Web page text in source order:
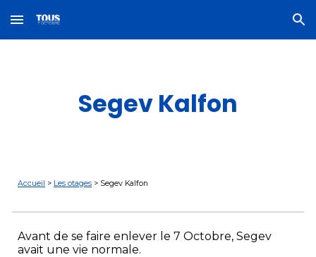
Skip to main content Skip to navigation
Segev Kalfon
Accueil > Les otages > Segev Kalfon
Avant de se faire enlever le 7 Octobre,Segev
avait une vie normale.